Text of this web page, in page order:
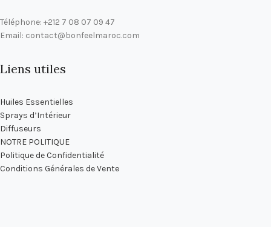
Téléphone: +212 7 08 07 09 47
Email: contact@bonfeelmaroc.com
Liens utiles
Huiles Essentielles
Sprays d’Intérieur
Diffuseurs
NOTRE POLITIQUE
Politique de Confidentialité
Conditions Générales de Vente